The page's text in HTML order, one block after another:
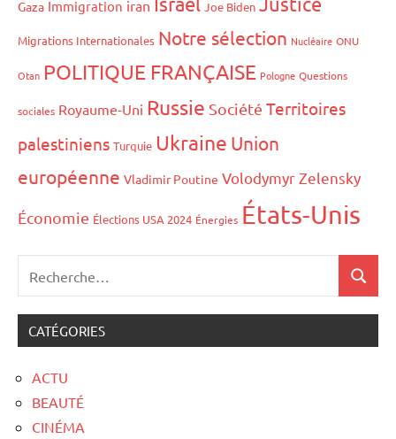
Gaza Immigration iran Joe Biden
Migrations Internationales Notre sélection Nucléaire ONU
Otan POLITIQUE FRANÇAISE Pologne Questions
sociales Royaume-Uni Russie Société Territoires
palestiniens Turquie Ukraine Union
européenne Vladimir Poutine Volodymyr Zelensky
Économie Élections USA 2024 Énergies États-Unis
CATÉGORIES
ACTU
BEAUTÉ
CINÉMA